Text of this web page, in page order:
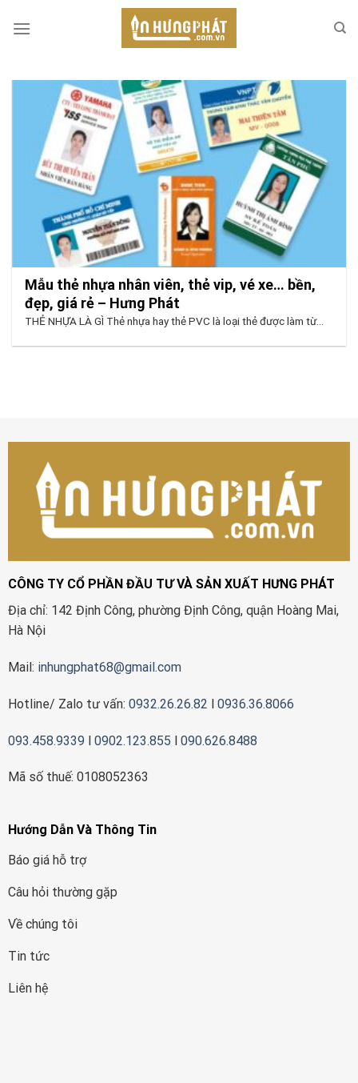
Mẫu thẻ nhựa nhân viên, thẻ vip, vé xe… bền,
đẹp, giá rẻ – Hưng Phát
THẺ NHỰA LÀ GÌ Thẻ nhựa hay thẻ PVC là loại thẻ được làm từ...
CÔNG TY CỔ PHẦN ĐẦU TƯ VÀ SẢN XUẤT HƯNG PHÁT
Địa chỉ: 142 Định Công, phường Định Công, quận Hoàng Mai,
Hà Nội
Mail: inhungphat68@gmail.com
Hotline/ Zalo tư vấn: 0932.26.26.82 l 0936.36.8066
093.458.9339 l 0902.123.855 l 090.626.8488
Mã số thuế: 0108052363
Hướng Dẫn Và Thông Tin
Báo giá hỗ trợ
Câu hỏi thường gặp
Về chúng tôi
Tin tức
Liên hệ